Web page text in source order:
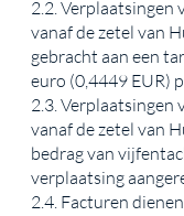
2.2.
vanaf de zetel van
gebracht aan een
euro (0,4449 EUR)
2.3. Verplaatsingen
vanaf de zetel van
bedrag van
verplaatsing
2.4. Facturen